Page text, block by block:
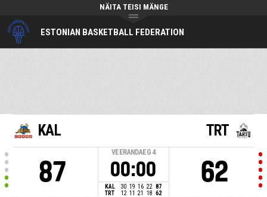
ESTONIAN BASKETBALL FEDERATION
NÄITA TEISI MÄNGE
KAL
87
VEERANDAEG 4
00:00
KAL 30 19 16 22 87
TRT
12 11 21 18 62
TRT
62